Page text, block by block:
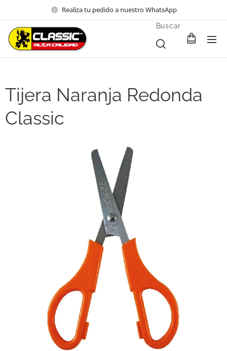
Realiza tu pedido a nuestro WhatsApp
Buscar
Tijera Naranja Redonda
Classic